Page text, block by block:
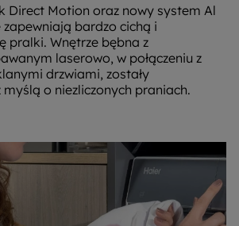
Direct Motion oraz nowy system Al
bardzo cichą i
pralki. Wnętrze bębna z
laserowo, w połączeniu z
drzwiami, zostały
o niezliczonych praniach.